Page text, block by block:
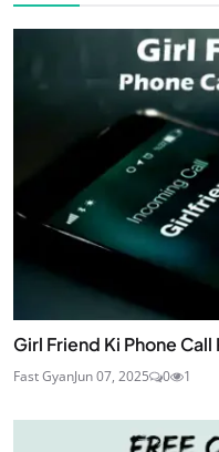
Girl Friend Ki Phone
Fast GyanJun 07, 2025 0 1